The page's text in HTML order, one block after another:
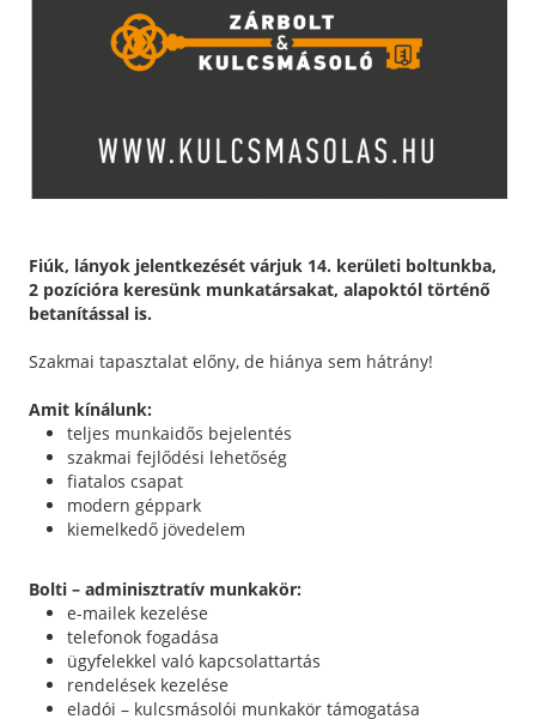
Fiúk, lányok jelentkezését várjuk 14. kerületi boltunkba,
2 pozícióra keresünk munkatársakat, alapoktól történő
betanítással is.
Szakmai tapasztalat előny, de hiánya sem hátrány!
Amit kínálunk:
teljes munkaidős bejelentés
szakmai fejlődési lehetőség
fiatalos csapat
modern géppark
kiemelkedő jövedelem
Bolti – adminisztratív munkakör:
e-mailek kezelése
telefonok fogadása
ügyfelekkel való kapcsolattartás
rendelések kezelése
eladói – kulcsmásolói munkakör támogatása